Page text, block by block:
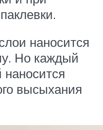
наносится
Но каждый
высыхания